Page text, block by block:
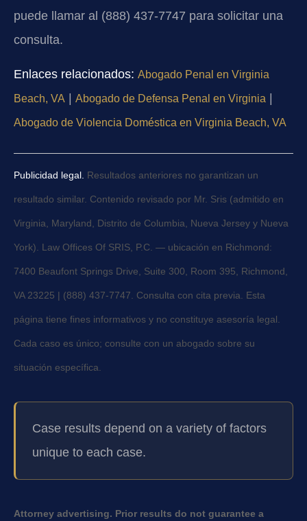
puede llamar al (888) 437-7747 para solicitar una
consulta.
Enlaces relacionados: Abogado Penal en Virginia
Beach, VA | Abogado de Defensa Penal en Virginia |
Abogado de Violencia Doméstica en Virginia Beach, VA
Publicidad legal. Resultados anteriores no garantizan un
resultado similar. Contenido revisado por Mr. Sris (admitido en
Virginia, Maryland, Distrito de Columbia, Nueva Jersey y Nueva
York). Law Offices Of SRIS, P.C. — ubicación en Richmond:
7400 Beaufont Springs Drive, Suite 300, Room 395, Richmond,
VA 23225 | (888) 437-7747. Consulta con cita previa. Esta
página tiene fines informativos y no constituye asesoría legal.
Cada caso es único; consulte con un abogado sobre su
situación específica.
Case results depend on a variety of factors
unique to each case.
Attorney advertising. Prior results do not guarantee a